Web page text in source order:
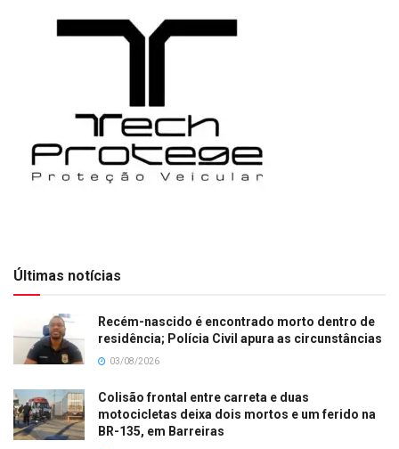
Últimas notícias
Recém-nascido é encontrado morto dentro de
residência; Polícia Civil apura as circunstâncias
03/08/2026
Colisão frontal entre carreta e duas
motocicletas deixa dois mortos e um ferido na
BR-135, em Barreiras